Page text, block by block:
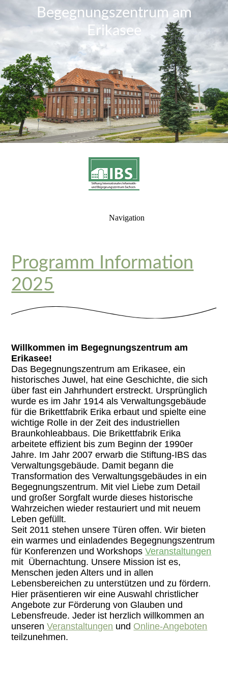
Begegnungszentrum am
Erikasee
Navigation
Programm Information
2025
Willkommen im Begegnungszentrum am
Erikasee!
Das Begegnungszentrum am Erikasee, ein
historisches Juwel, hat eine Geschichte, die sich
über fast ein Jahrhundert erstreckt. Ursprünglich
wurde es im Jahr 1914 als Verwaltungsgebäude
für die Brikettfabrik Erika erbaut und spielte eine
wichtige Rolle in der Zeit des industriellen
Braunkohleabbaus. Die Brikettfabrik Erika
arbeitete effizient bis zum Beginn der 1990er
Jahre. Im Jahr 2007 erwarb die Stiftung-IBS das
Verwaltungsgebäude. Damit begann die
Transformation des Verwaltungsgebäudes in ein
Begegnungszentrum. Mit viel Liebe zum Detail
und großer Sorgfalt wurde dieses historische
Wahrzeichen wieder restauriert und mit neuem
Leben gefüllt.
Seit 2011 stehen unsere Türen offen. Wir bieten
ein warmes und einladendes Begegnungszentrum
für Konferenzen und WorkshopsVeranstaltungen
mit Übernachtung. Unsere Mission ist es,
Menschen jeden Alters und in allen
Lebensbereichen zu unterstützen und zu fördern.
Hier präsentieren wir eine Auswahl christlicher
Angebote zur Förderung von Glauben und
Lebensfreude. Jeder ist herzlich willkommen an
unserenVeranstaltungen und Online-Angeboten
teilzunehmen.